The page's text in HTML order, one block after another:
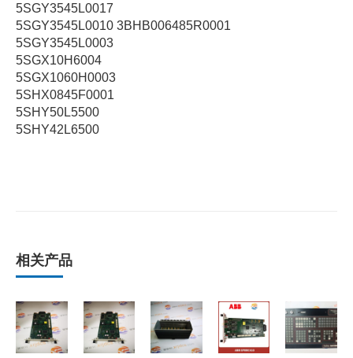
5SGY3545L0017
5SGY3545L0010 3BHB006485R0001
5SGY3545L0003
5SGX10H6004
5SGX1060H0003
5SHX0845F0001
5SHY50L5500
5SHY42L6500
相关产品